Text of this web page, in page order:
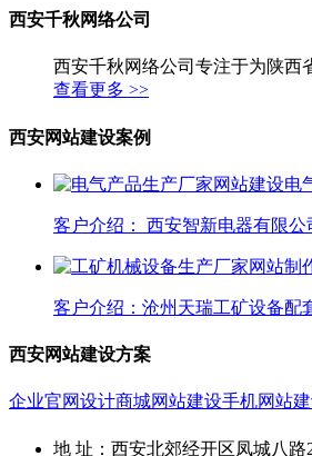
西安千秋网络公司
西安千秋网络公司专注于为陕西
查看更多 >>
西安网站建设案例
电
客户介绍： 西安智新电器有限
客户介绍：沧州天瑞工矿设备配
西安网站建设方案
企业官网设计商城网站建设手机网站
地 址：西安北郊经开区凤城八路